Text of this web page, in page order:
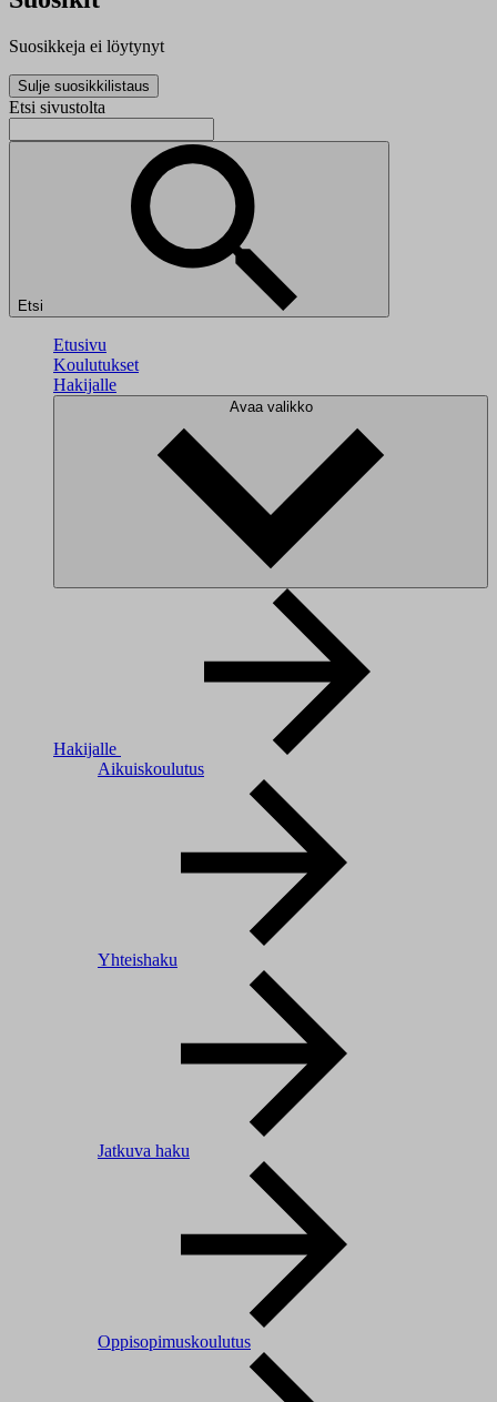
Suosikkeja ei löytynyt
Sulje suosikkilistaus
Etsi sivustolta
Etsi
Etusivu
Koulutukset
Hakijalle
Avaa valikko
Hakijalle
Aikuiskoulutus
Yhteishaku
Jatkuva haku
Oppisopimuskoulutus